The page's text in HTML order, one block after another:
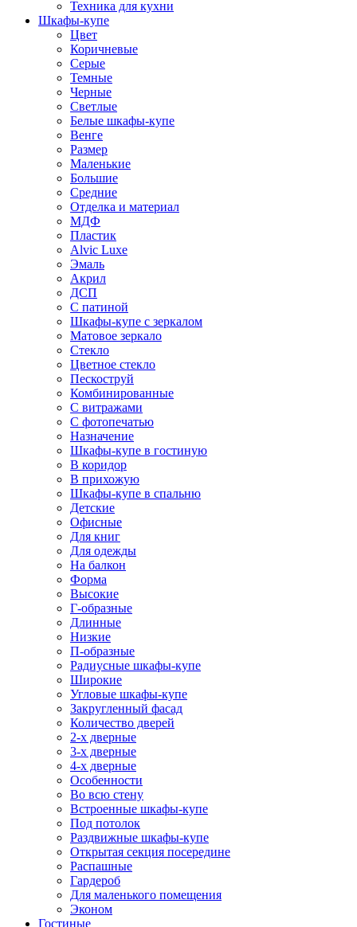
Техника для кухни
Шкафы-купе
Цвет
Коричневые
Серые
Темные
Черные
Светлые
Белые шкафы-купе
Венге
Размер
Маленькие
Большие
Средние
Отделка и материал
МДФ
Пластик
Alvic Luxe
Эмаль
Акрил
ДСП
С патиной
Шкафы-купе с зеркалом
Матовое зеркало
Стекло
Цветное стекло
Пескоструй
Комбинированные
С витражами
С фотопечатью
Назначение
Шкафы-купе в гостиную
В коридор
В прихожую
Шкафы-купе в спальню
Детские
Офисные
Для книг
Для одежды
На балкон
Форма
Высокие
Г-образные
Длинные
Низкие
П-образные
Радиусные шкафы-купе
Широкие
Угловые шкафы-купе
Закругленный фасад
Количество дверей
2-х дверные
3-х дверные
4-х дверные
Особенности
Во всю стену
Встроенные шкафы-купе
Под потолок
Раздвижные шкафы-купе
Открытая секция посередине
Распашные
Гардероб
Для маленького помещения
Эконом
Гостиные